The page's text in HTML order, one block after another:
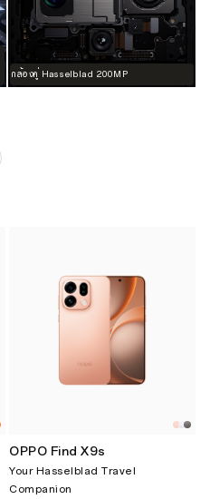
กล้องคู่ Hasselblad 200MP
OPPO Find X9s
Your Hasselblad Travel
Companion